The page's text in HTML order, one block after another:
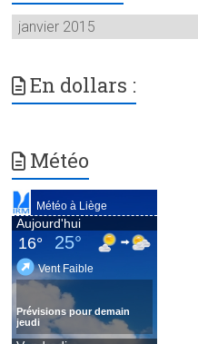
Archives
En dollars :
Météo